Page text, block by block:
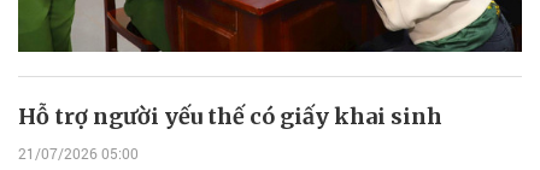
Hỗ trợ người yếu thế có giấy khai sinh
21/07/2026 05:00